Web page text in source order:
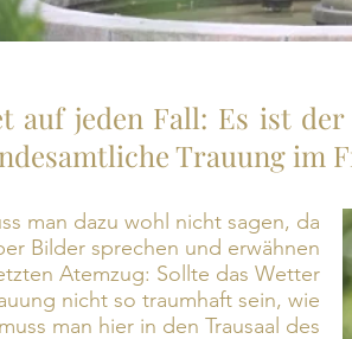
auf jeden Fall: Es ist
Trauung im
man dazu wohl nicht sagen, da
Bilder sprechen und erwähnen
Atemzug: Sollte das Wetter
nicht so traumhaft sein, wie
man hier in den Trausaal des